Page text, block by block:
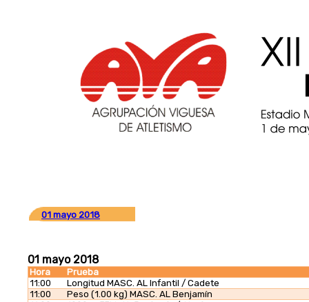
01 mayo 2018
Hora
Prueba
11:00
Longitud MASC. AL Infantil / Cadete
11:00
Peso (1.00 kg) MASC. AL Benjamín
01 mayo 2018